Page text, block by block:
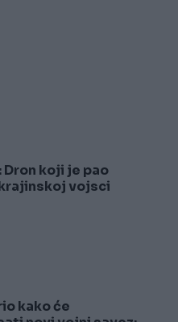
Dron koji je pao
vojsci
kako će